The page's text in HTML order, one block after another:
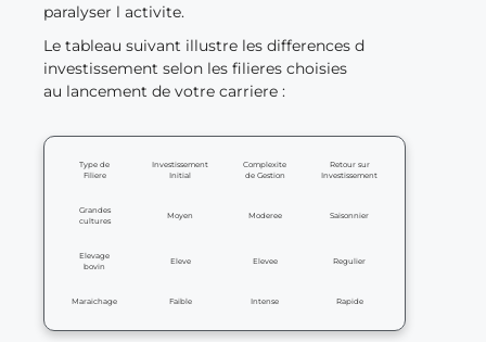
paralyser l activite.
Le tableau suivant illustre les differences d
investissement selon les filieres choisies
au lancement de votre carriere :
Type de
Filiere
Investissement
Initial
Complexite
de Gestion
Retour sur
Investissement
Grandes
cultures
Moyen Moderee Saisonnier
Elevage
bovin
Eleve Elevee Regulier
Maraichage Faible Intense Rapide